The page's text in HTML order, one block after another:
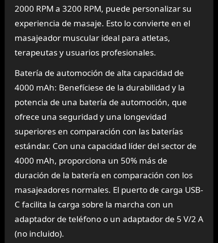
2000 RPM a 3200 RPM, puede personalizar su
experiencia de masaje. Esto lo convierte en el
masajeador muscular ideal para atletas,
terapeutas y usuarios profesionales.
Batería de automoción de alta capacidad de
4000 mAh: Benefíciese de la durabilidad y la
potencia de una batería de automoción, que
ofrece una seguridad y una longevidad
superiores en comparación con las baterías
estándar. Con una capacidad líder del sector de
4000 mAh, proporciona un 50% más de
duración de la batería en comparación con los
masajeadores normales. El puerto de carga USB-
C facilita la carga sobre la marcha con un
adaptador de teléfono o un adaptador de 5 V/2 A
(no incluido).